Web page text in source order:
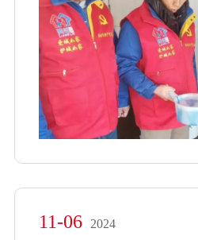
11-06
2024